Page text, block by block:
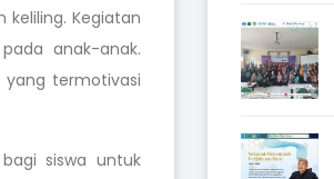
Kegiatan
anak-anak.
yang termotivasi
siswa untuk